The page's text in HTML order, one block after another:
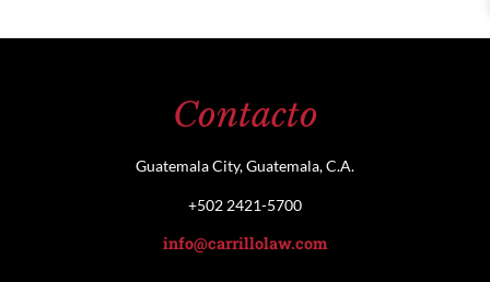
Contacto
Guatemala City, Guatemala, C.A.
+502 2421-5700
info@carrillolaw.com